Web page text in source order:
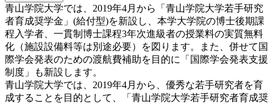
青山学院大学では、2019年4月から「青山学院大学若手研究
者育成奨学金」(給付型)を新設し、本学大学院の博士後期課
程入学者、一貫制博士課程3年次進級者の授業料の実質無料
化（施設設備料等は別途必要）を図ります。また、併せて国
際学会発表のための渡航費補助を目的に「国際学会発表支援
制度」も新設します。
青山学院大学では、2019年4月から、優秀な若手研究者を育
成することを目的として、「青山学院大学若手研究者育成奨